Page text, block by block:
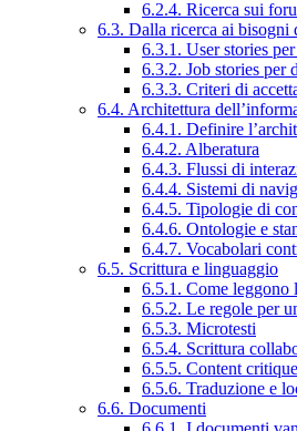
6.2.4. Ricerca sui
6.3. Dalla ricerca ai bisogni
6.3.1. User stories
6.3.2. Job stories per
6.3.3. Criteri di
6.4. Architettura
6.4.1. Definire
6.4.2. Alberatura
6.4.3. Flussi di
6.4.4. Sistemi di
6.4.5. Tipologie di
6.4.6. Ontologie e
6.4.7. Vocabolari
6.5. Scrittura e linguaggio
6.5.1. Come leggono
6.5.2. Le regole per
6.5.3. Microtesti
6.5.4. Scrittura
6.5.5. Content critique
6.5.6. Traduzione e
6.6. Documenti